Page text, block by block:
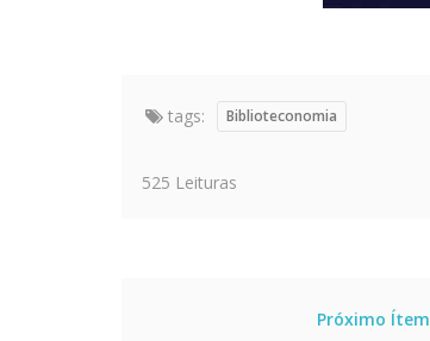
tags: Biblioteconomia
525 Leituras
Próximo Ítem